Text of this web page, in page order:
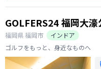
GOLFERS24 福岡大
福岡県福岡市
インドア
ゴルフをもっと、身近なものへ